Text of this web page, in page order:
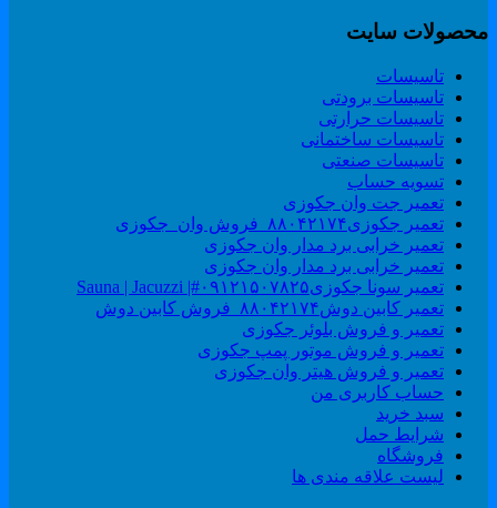
سایت
تاسیسات
تاسیسات برودتی
تاسیسات حرارتی
تاسیسات ساختمانی
تاسیسات صنعتی
تسویه حساب
تعمیر جت وان جکوزی
تعمیر جکوزی۸۸۰۴۲۱۷۴_فروش وان_جکوزی
تعمیر خرابی برد مدار وان جکوزی
تعمیر خرابی برد مدار وان جکوزی
تعمیر سونا جکوزی۰۹۱۲۱۵۰۷۸۲۵#| Sauna | Jacuzzi
تعمیر کابین دوش۸۸۰۴۲۱۷۴_فروش کابین دوش
تعمیر و فروش بلوئر جکوزی
تعمیر و فروش موتور پمپ جکوزی
تعمیر و فروش هیتر وان جکوزی
حساب کاربری من
سبد خرید
شرایط حمل
فروشگاه
لیست علاقه مندی ها